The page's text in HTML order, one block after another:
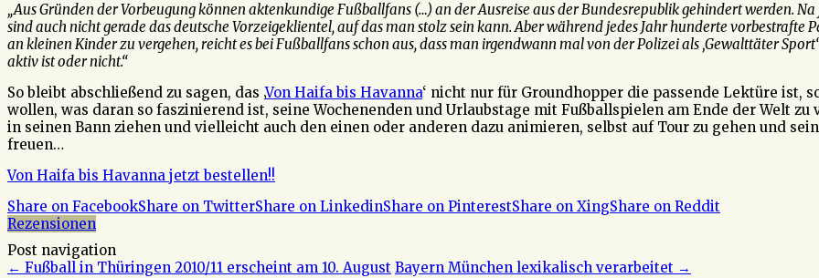
„Aus Gründen der Vorbeugung können aktenkundige Fußballfans (…) an der Ausreise aus der Bundesrepublik gehindert werden.
sind auch nicht gerade das deutsche Vorzeigeklientel, auf das man stolz sein kann. Aber während jedes Jahr hunderte
an kleinen Kinder zu vergehen, reicht es bei Fußballfans schon aus, dass man irgendwann mal von der Polizei als ‚Gewalttäter
aktiv ist oder nicht.“
So bleibt abschließend zu sagen, das ‚Von Haifa bis Havanna‘ nicht nur für Groundhopper die passende Lektüre ist,
wollen, was daran so faszinierend ist, seine Wochenenden und Urlaubstage mit Fußballspielen am Ende der Welt
in seinen Bann ziehen und vielleicht auch den einen oder anderen dazu animieren, selbst auf Tour zu gehen und
freuen…
Von Haifa bis Havanna jetzt bestellen!!
Share on FacebookShare on TwitterShare on LinkedinShare on PinterestShare on XingShare on Reddit
Rezensionen
Post navigation
← Fußball in Thüringen 2010/11 erscheint am 10. August Bayern München lexikalisch verarbeitet →